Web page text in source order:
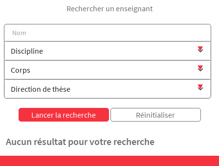
Rechercher un enseignant
Aucun résultat pour votre recherche